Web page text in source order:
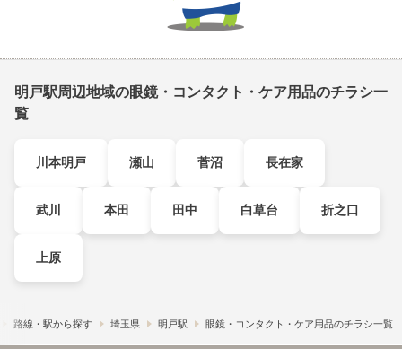
明戸駅周辺地域の眼鏡・コンタクト・ケア用品のチラシ一
覧
川本明戸 瀬山 菅沼 長在家
武川 本田 田中 白草台 折之口
上原
路線・駅から探す 埼玉県 明戸駅 眼鏡・コンタクト・ケア用品のチラシ一覧